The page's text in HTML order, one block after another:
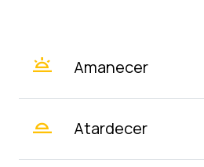
wb_twilight Amanecer
wb_twilight_2 Atardecer